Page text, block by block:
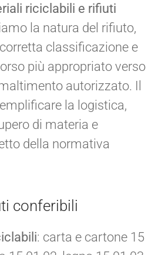
riciclabili e rifiuti
la natura del rifiuto,
classificazione e
più appropriato verso
autorizzato. Il
la logistica,
di materia e
della normativa
conferibili
: carta e cartone 15